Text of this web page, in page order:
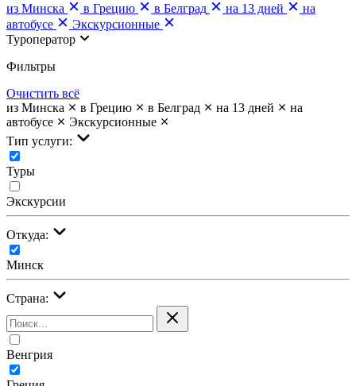
из Минска
в Грецию в Белград на 13 дней
на
автобусе
Экскурсионные
Туроператор
Фильтры
Очистить всё
из Минска
в Грецию в Белград на 13 дней
на
автобусе
Экскурсионные
Тип услуги:
Туры
Экскурсии
Откуда:
Минск
Страна:
Венгрия